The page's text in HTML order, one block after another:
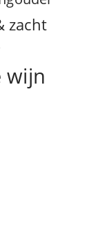
zacht
wijn